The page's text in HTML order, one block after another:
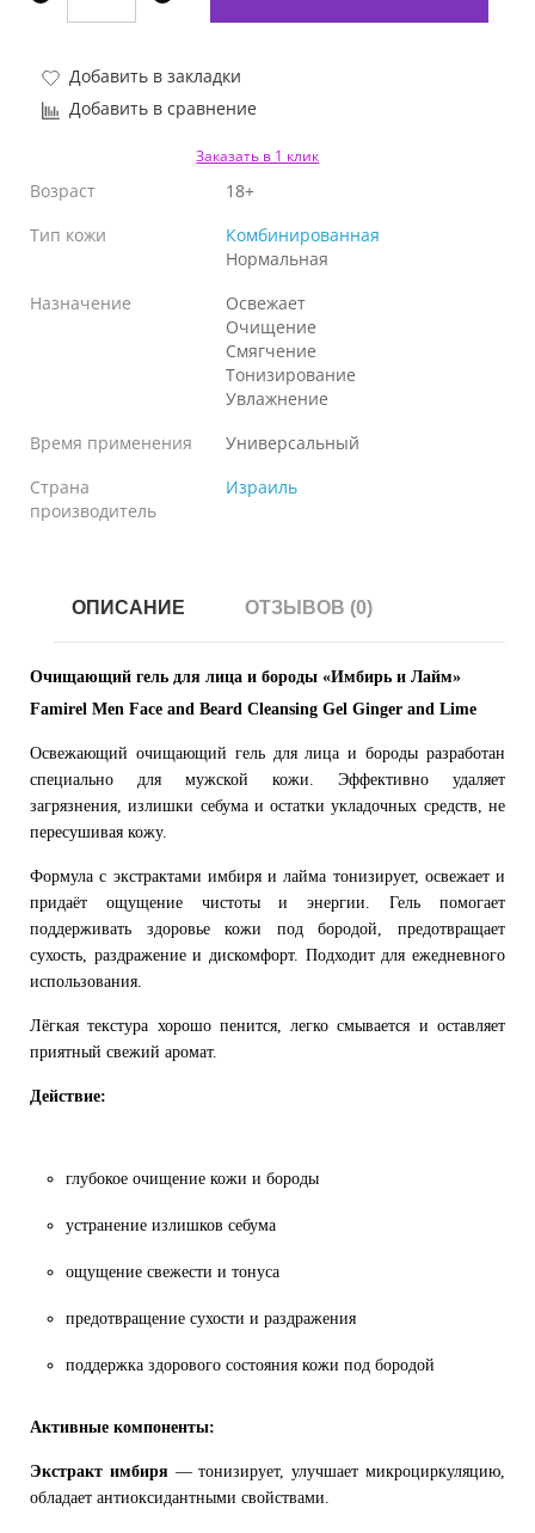
Добавить в закладки
Добавить в сравнение
Заказать в 1 клик
Возраст
18+
Тип кожи
Комбинированная
Нормальная
Назначение
Освежает
Очищение
Смягчение
Тонизирование
Увлажнение
Время применения
Универсальный
Страна
производитель
Израиль
ОПИСАНИЕ ОТЗЫВОВ (0)
Очищающий гель для лица и бороды «Имбирь и Лайм»
Famirel Men Face and Beard Cleansing Gel Ginger and Lime
Освежающий очищающий гель для лица и бороды разработан
специально для мужской кожи. Эффективно удаляет
загрязнения, излишки себума и остатки укладочных средств, не
пересушивая кожу.
Формула с экстрактами имбиря и лайма тонизирует, освежает и
придаёт ощущение чистоты и энергии. Гель помогает
поддерживать здоровье кожи под бородой, предотвращает
сухость, раздражение и дискомфорт. Подходит для ежедневного
использования.
Лёгкая текстура хорошо пенится, легко смывается и оставляет
приятный свежий аромат.
Действие:
глубокое очищение кожи и бороды
устранение излишков себума
ощущение свежести и тонуса
предотвращение сухости и раздражения
поддержка здорового состояния кожи под бородой
Активные компоненты:
Экстракт имбиря— тонизирует, улучшает микроциркуляцию,
обладает антиоксидантными свойствами.